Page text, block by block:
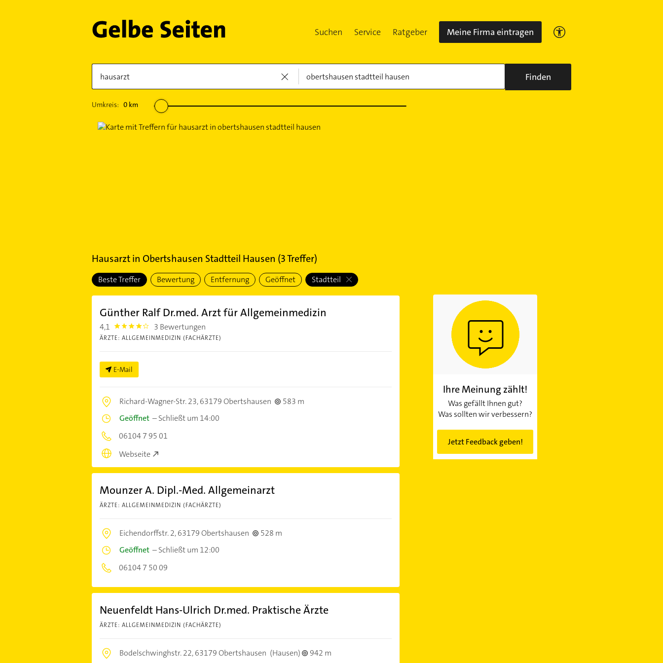
Suchen Service Ratgeber Meine Firma eintragen
Finden
Umkreis: 0km
Hausarztin Obertshausen Stadtteil Hausen (3Treffer)
Beste Treffer Bewertung Entfernung Geöffnet Stadtteil
Günther Ralf Dr.med. Arzt für Allgemeinmedizin
4,1 4.1 3 Bewertungen
ÄRZTE: ALLGEMEINMEDIZIN (FACHÄRZTE)
E-Mail
Richard-Wagner-Str. 23,63179 Obertshausen
583 m
Geöffnet–Schließt um 14:00
06104 7 95 01
Webseite
Mounzer A. Dipl.-Med. Allgemeinarzt
ÄRZTE: ALLGEMEINMEDIZIN (FACHÄRZTE)
Eichendorffstr. 2,63179 Obertshausen
528 m
Geöffnet–Schließt um 12:00
06104 7 50 09
Neuenfeldt Hans-Ulrich Dr.med. Praktische Ärzte
ÄRZTE: ALLGEMEINMEDIZIN (FACHÄRZTE)
Bodelschwinghstr. 22,63179 Obertshausen (Hausen)
942 m
Ihre Meinung zählt!
Was gefällt Ihnen gut?
Was sollten wir verbessern?
Jetzt Feedback geben!